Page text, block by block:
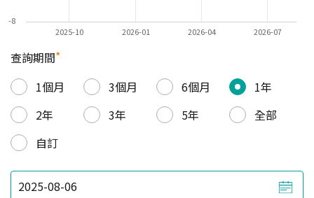
2025-10 2026-01 2026-04 2026-07
-8
查詢期間*
1個月
3個月 6個月
1年
2年
3年 5年
全部
自訂